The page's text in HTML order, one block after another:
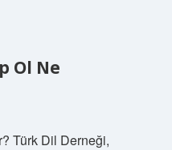
Ol Ne
Türk Dil Derneği,